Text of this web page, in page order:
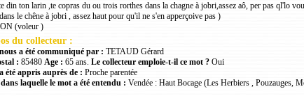
din ton larin ,te copras du ou trois rorthes dans la chagne à jobri,assez aô, per pas ql'lo
le chêne à jobri , assez haut pour qu'il ne s'en apperçoive pas )
(voleur )
du collecteur :
a été communiqué par : TETAUD Gérard
: 85480 Age : 65 ans. Le collecteur emploie-t-il ce mot ?Oui
été appris auprès de : Proche parentée
laquelle le mot a été entendu : Vendée : Haut Bocage (Les Herbiers , Pouzauges,